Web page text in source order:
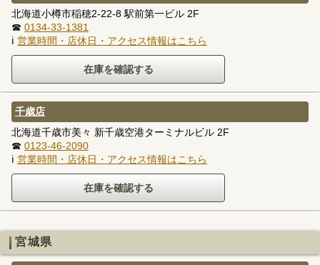
北海道小樽市稲穂2-22-8 駅前第一ビル 2F
☎ 0134-33-1381
ℹ 営業時間・店休日・アクセス情報はこちら
千歳店
北海道千歳市美々 新千歳空港ターミナルビル 2F
☎ 0123-46-2090
ℹ 営業時間・店休日・アクセス情報はこちら
宮城県